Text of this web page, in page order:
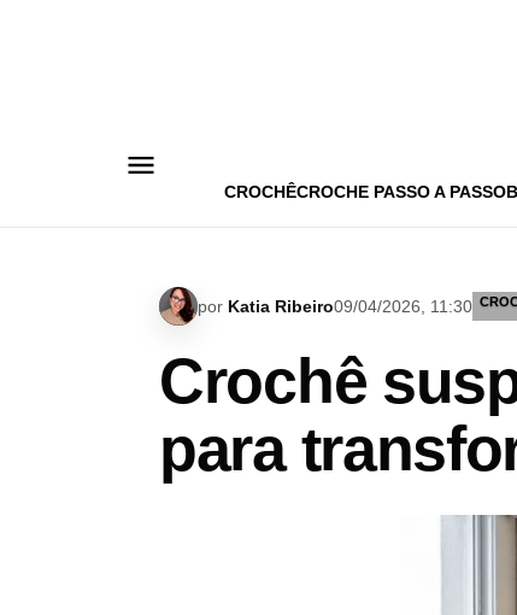
CROCHÊCROCHE PASSO A PASSO
por Katia Ribeiro09/04/2026, 11:30
Crochê
para